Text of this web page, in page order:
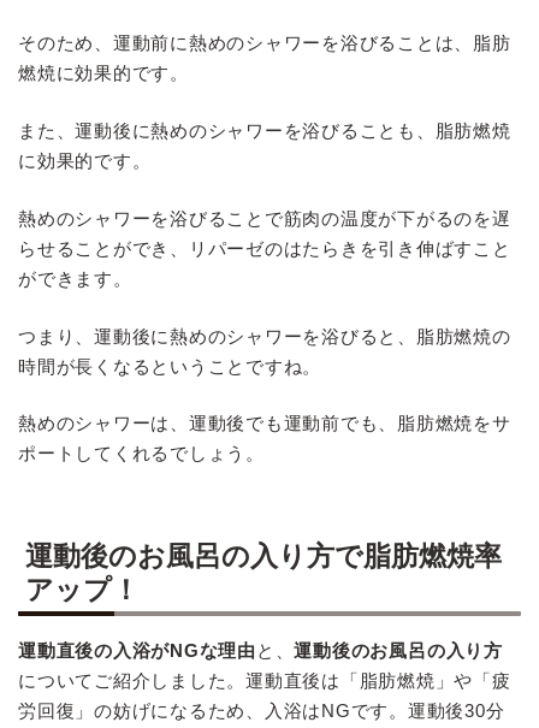
そのため、運動前に熱めのシャワーを浴びることは、脂肪
燃焼に効果的です。
また、運動後に熱めのシャワーを浴びることも、脂肪燃焼
に効果的です。
熱めのシャワーを浴びることで筋肉の温度が下がるのを遅
らせることができ、リパーゼのはたらきを引き伸ばすこと
ができます。
つまり、運動後に熱めのシャワーを浴びると、脂肪燃焼の
時間が長くなるということですね。
熱めのシャワーは、運動後でも運動前でも、脂肪燃焼をサ
ポートしてくれるでしょう。
運動後のお風呂の入り方で脂肪燃焼率
アップ！
運動直後の入浴がNGな理由 と、運動後のお風呂の入り方
についてご紹介しました。運動直後は「脂肪燃焼」や「疲
労回復」の妨げになるため、入浴はNGです。運動後30分